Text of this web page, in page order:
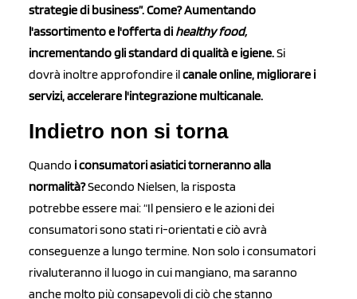
strategie di business”. Come? Aumentando
l'assortimento e l'offerta di healthy food,
incrementando gli standard di qualità e igiene.Si
dovrà inoltre approfondire ilcanale online, migliorare i
servizi, accelerare l'integrazione multicanale.
Indietro non si torna
Quando i consumatori asiatici torneranno alla
normalità?Secondo Nielsen, la risposta
potrebbe essere mai: “Il pensiero e le azioni dei
consumatori sono stati ri-orientati e ciò avrà
conseguenze a lungo termine. Non solo i consumatori
rivaluteranno il luogo in cui mangiano, ma saranno
anche molto più consapevoli di ciò che stanno